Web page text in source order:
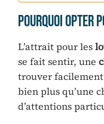
Pourquoi opter
L’attrait pour les
se fait sentir, une
trouver
bien plus qu’une
d’attentions